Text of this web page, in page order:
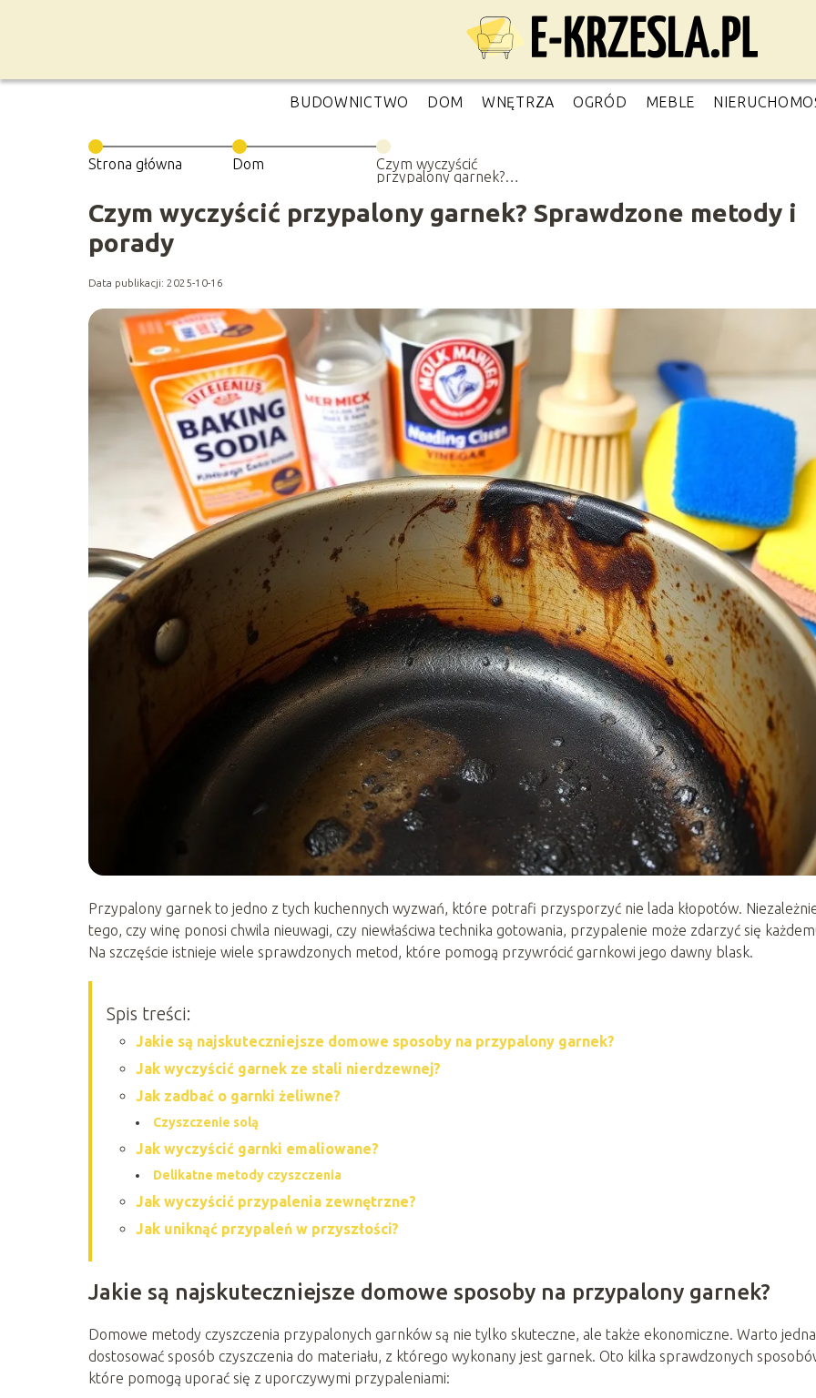
BUDOWNICTWO DOM WNĘTRZA OGRÓD MEBLE
Strona główna Dom Czym wyczyścić
przypalony garnek?
porady
Czym wyczyścić przypalony garnek? Sprawdzone metody i
porady
Data publikacji: 2025-10-16
Przypalony garnek to jedno z tych kuchennych wyzwań, które potrafi przysporzyć nie lada kłopotów.
tego, czy winę ponosi chwila nieuwagi, czy niewłaściwa technika gotowania, przypalenie może zdarzyć się
Na szczęście istnieje wiele sprawdzonych metod, które pomogą przywrócić garnkowi jego dawny blask.
Spis treści:
Jakie są najskuteczniejsze domowe sposoby na przypalony garnek?
Jak wyczyścić garnek ze stali nierdzewnej?
Jak zadbać o garnki żeliwne?
Czyszczenie solą
Jak wyczyścić garnki emaliowane?
Delikatne metody czyszczenia
Jak wyczyścić przypalenia zewnętrzne?
Jak uniknąć przypaleń w przyszłości?
Jakie są najskuteczniejsze domowe sposoby na przypalony garnek?
Domowe metody czyszczenia przypalonych garnków są nie tylko skuteczne, ale także ekonomiczne. Warto
dostosować sposób czyszczenia do materiału, z którego wykonany jest garnek. Oto kilka sprawdzonych
które pomogą uporać się z uporczywymi przypaleniami: